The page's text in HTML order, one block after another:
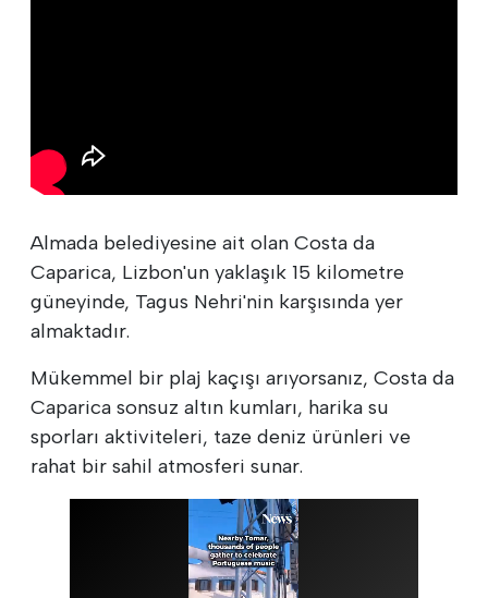
Almada belediyesine ait olan Costa da
Caparica, Lizbon'un yaklaşık 15 kilometre
güneyinde, Tagus Nehri'nin karşısında yer
almaktadır.
Mükemmel bir plaj kaçışı arıyorsanız, Costa da
Caparica sonsuz altın kumları, harika su
sporları aktiviteleri, taze deniz ürünleri ve
rahat bir sahil atmosferi sunar.